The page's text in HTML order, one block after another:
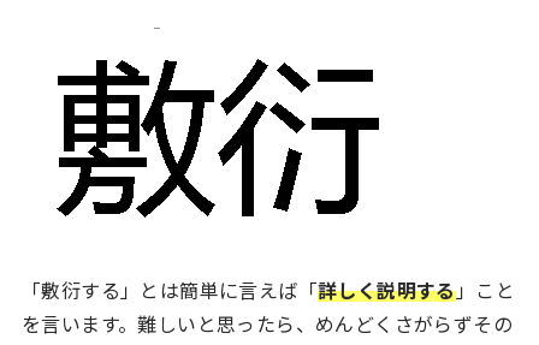
「敷衍する」とは簡単に言えば「詳しく説明する」こと
を言います。難しいと思ったら、めんどくさがらずその